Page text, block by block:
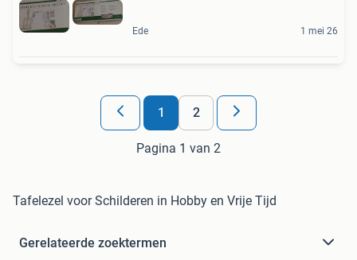
Ede 1 mei 26
1 2
Pagina 1 van 2
Tafelezel voor Schilderen in Hobby en Vrije Tijd
Gerelateerde zoektermen